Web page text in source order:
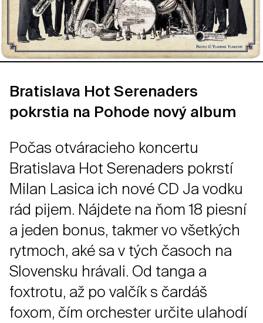
Bratislava Hot Serenaders
pokrstia na Pohode nový album
Počas otváracieho koncertu
Bratislava Hot Serenaders pokrstí
Milan Lasica ich nové CD Ja vodku
rád pijem. Nájdete na ňom 18 piesní
a jeden bonus, takmer vo všetkých
rytmoch, aké sa v tých časoch na
Slovensku hrávali. Od tanga a
foxtrotu, až po valčík s čardáš
foxom, čím orchester určite ulahodí